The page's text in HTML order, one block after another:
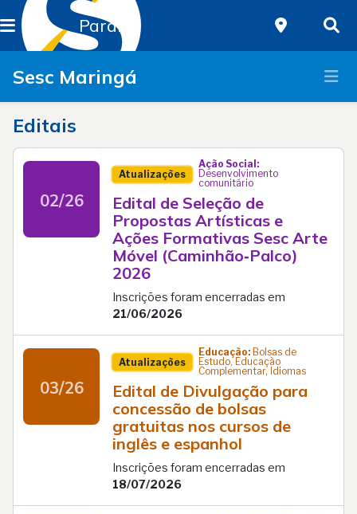
Paraná
Sesc Maringá
Editais
02/26
Atualizações
Ação Social:
Desenvolvimento
comunitário
Edital de Seleção de
Propostas Artísticas e
Ações Formativas Sesc Arte
Móvel (Caminhão‑Palco)
2026
Inscrições foram encerradas em
21/06/2026
03/26
Atualizações
Educação:Bolsas de
Estudo, Educação
Complementar, Idiomas
Edital de Divulgação para
concessão de bolsas
gratuitas nos cursos de
inglês e espanhol
Inscrições foram encerradas em
18/07/2026